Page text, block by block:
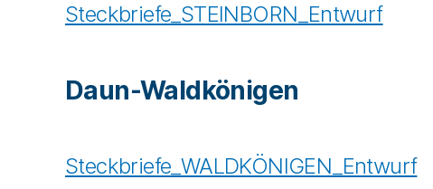
Steckbriefe_STEINBORN_Entwurf
Daun-Waldkönigen
Steckbriefe_WALDKÖNIGEN_Entwurf